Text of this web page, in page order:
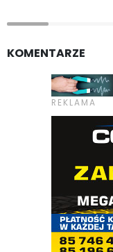
KOMENTARZE